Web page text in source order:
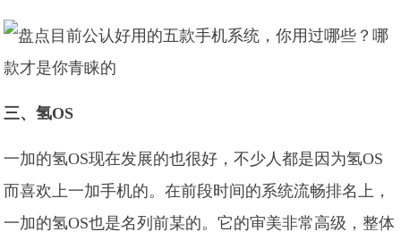
三、氢OS
一加的氢OS现在发展的也很好，不少人都是因为氢OS
而喜欢上一加手机的。在前段时间的系统流畅排名上，
一加的氢OS也是名列前某的。它的审美非常高级，整体